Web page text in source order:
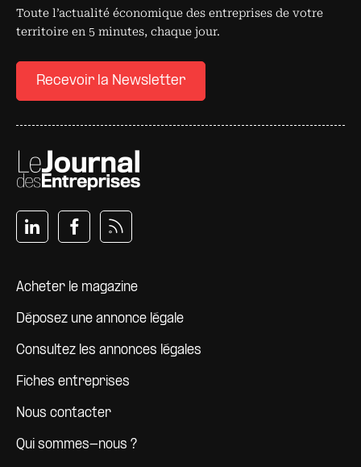
Toute l’actualité économique des entreprises de votre
territoire en 5 minutes, chaque jour.
Recevoir la Newsletter
Pied de page
Acheter le magazine
Déposez une annonce légale
Consultez les annonces légales
Fiches entreprises
Nous contacter
Qui sommes-nous ?